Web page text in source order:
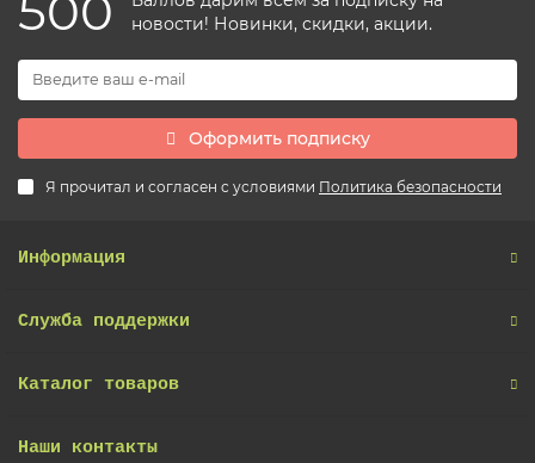
новости! Новинки, скидки, акции.
Оформить подписку
Я прочитал и согласен с условиями Политика безопасности
Информация
Служба поддержки
Каталог товаров
Наши контакты